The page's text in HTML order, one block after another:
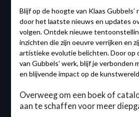
Blijf op de hoogte van Klaas
door het laatste nieuws en updates
volgen. Ontdek nieuwe
inzichten die zijn oeuvre verrijken en
artistieke evolutie belichten. Door op
van Gubbels’ werk, blijf je verbonden
en blijvende impact op de
Overweeg om een boek of
aan te schaffen voor meer